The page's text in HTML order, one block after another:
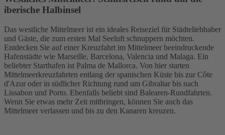
iberische Halbinsel
Das westliche Mittelmeer ist ein ideales Reiseziel für Städteliebhaber
und Gäste, die zum ersten Mal Seeluft schnuppern möchten.
Entdecken Sie auf einer Kreuzfahrt im Mittelmeer beeindruckende
Hafenstädte wie Marseille, Barcelona, Valencia und Malaga. Ein
beliebter Starthafen ist Palma de Mallorca. Von hier starten
Mittelmeerkreuzfahrten entlang der spanischen Küste bis zur Côte
d'Azur oder in südlicher Richtung rund um Gibraltar bis nach
Lissabon und Porto. Ebenfalls beliebt sind Balearen-Rundfahrten.
Wenn Sie etwas mehr Zeit mitbringen, können Sie auch das
Mittelmeer verlassen und bis zu den Kanaren kreuzen.